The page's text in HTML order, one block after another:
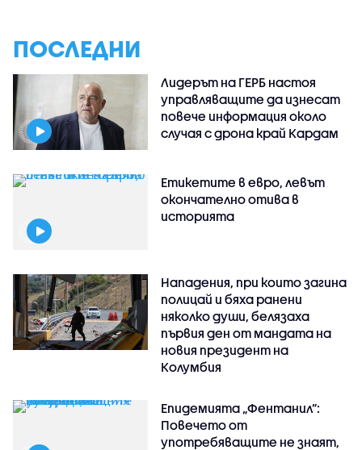
ПОСЛЕДНИ
Лидерът на ГЕРБ настоя
управляващите да изнесат
повече информация около
случая с дрона край Кардам
Етикетите в евро, левът
окончателно отива в
историята
Нападения, при които загина
полицай и бяха ранени
няколко души, белязаха
първия ден от мандата на
новия президент на
Колумбия
Епидемията „Фентанил”:
Повечето от
употребяващите не знаят,